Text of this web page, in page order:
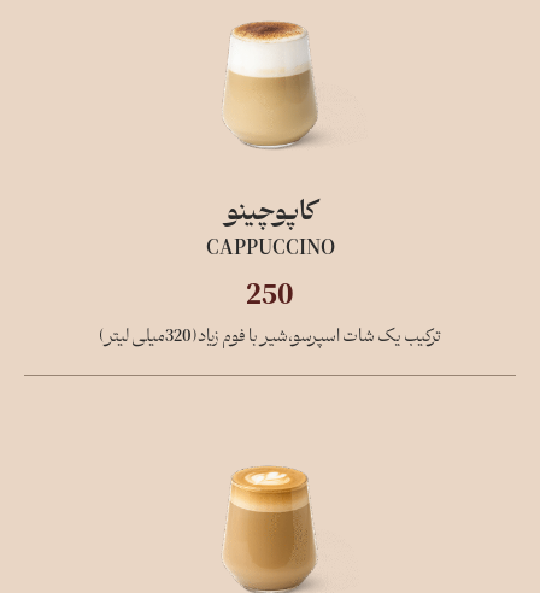
کاپوچینو
CAPPUCCINO
250
ترکیب یک شات اسپرسو،شیر با فوم زیاد(320میلی لیتر)